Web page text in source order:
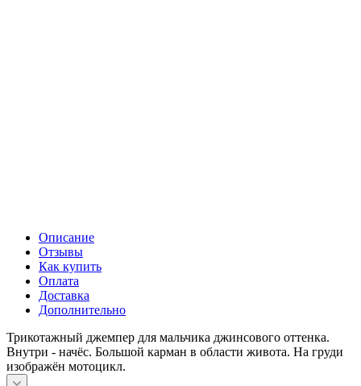
Описание
Отзывы
Как купить
Оплата
Доставка
Дополнительно
Трикотажный джемпер для мальчика джинсового оттенка.
Внутри - начёс. Большой карман в области живота. На груди
изображён мотоцикл.